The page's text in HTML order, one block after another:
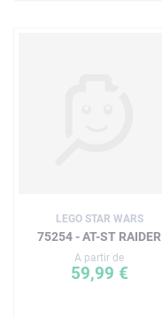
LEGO STAR WARS
75254 - AT-ST RAIDER
A partir de
59,99 €